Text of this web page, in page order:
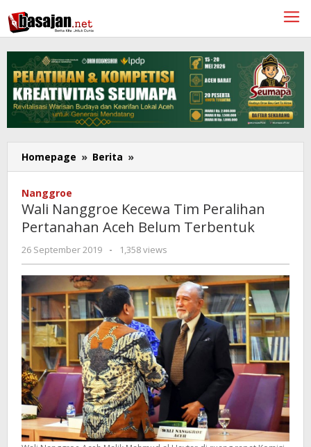
ke
konten
Homepage » Berita »
Nanggroe
Peralihan
Pertanahan
Aceh
Terbentuk
Nanggroe
Wali Nanggroe Kecewa Tim Peralihan
Pertanahan Aceh Belum Terbentuk
26 September 2019
oleh
Rahmat
Trisnamal
- 1,358 views